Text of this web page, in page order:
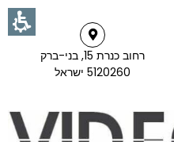
רחוב כנרת 15, בני-ברק
5120260 ישראל